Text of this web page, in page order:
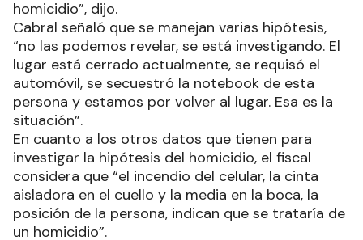
homicidio”, dijo.
Cabral señaló que se manejan varias hipótesis,
“no las podemos revelar, se está investigando. El
lugar está cerrado actualmente, se requisó el
automóvil, se secuestró la notebook de esta
persona y estamos por volver al lugar. Esa es la
situación”.
En cuanto a los otros datos que tienen para
investigar la hipótesis del homicidio, el fiscal
considera que “el incendio del celular, la cinta
aisladora en el cuello y la media en la boca, la
posición de la persona, indican que se trataría de
un homicidio”.